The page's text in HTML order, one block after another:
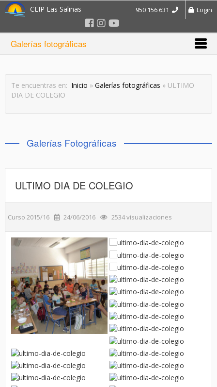
CEIP Las Salinas Login
950 156 631
Galerías fotográficas
Te encuentras en: Inicio » Galerías fotográficas » ULTIMO
DIA DE COLEGIO
Galerías Fotográficas
ULTIMO DIA DE COLEGIO
Curso 2015/16 24/06/2016 2534 visualizaciones